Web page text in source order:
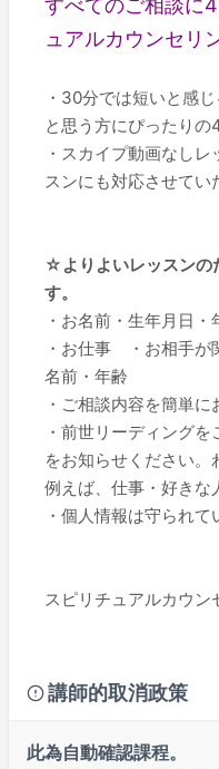
すべてのご相談に
ュアルカウンセリ
・30分では短いと感
と思う方にぴったりの
・スカイプ動画なし
スンにも対応させてい
☆よりよいレッスンの
す。
・お名前・生年月日・
・お仕事 ・お相手が
名前・年齢
・ご相談内容を簡単
・前世リーディング
をお知らせください。
例えば、仕事・好きな
・個人情報は守られて
スピリチュアルカウン
講師的取消政策
此為自動確認課程。